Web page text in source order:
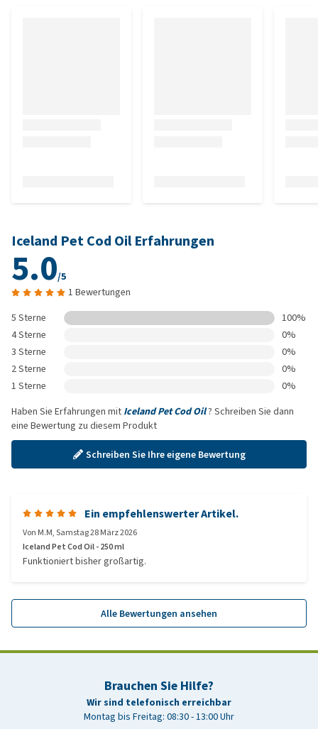
Iceland Pet Cod Oil Erfahrungen
5.0/5
1 Bewertungen
5 Sterne
100%
4 Sterne
0%
3 Sterne
0%
2 Sterne
0%
1 Sterne
0%
Haben Sie Erfahrungen mit Iceland Pet Cod Oil? Schreiben Sie dann
eine Bewertung zu diesem Produkt
Schreiben Sie Ihre eigene Bewertung
Ein empfehlenswerter Artikel.
Von M.M,Samstag 28 März 2026
Iceland Pet Cod Oil - 250 ml
Funktioniert bisher großartig.
Alle Bewertungen ansehen
Brauchen Sie Hilfe?
Wir sind telefonisch erreichbar
Montag bis Freitag: 08:30 - 13:00 Uhr